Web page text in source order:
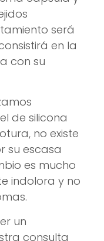
será
en la
con su
de silicona
no existe
su escasa
es mucho
indolora y no
un
consulta